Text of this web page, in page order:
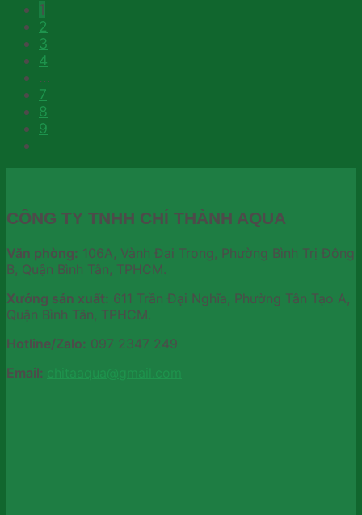
1
2
3
4
…
7
8
9
CÔNG TY TNHH CHÍ THÀNH AQUA
Văn phòng: 106A, Vành Đai Trong, Phường Bình Trị Đông
B, Quận Bình Tân, TPHCM.
Xưởng sản xuất: 611 Trần Đại Nghĩa, Phường Tân Tạo A,
Quận Bình Tân, TPHCM.
Hotline/Zalo: 097 2347 249
Email: